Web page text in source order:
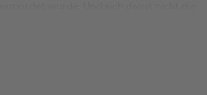
Verantwortung (Verbrechen, Schuld,